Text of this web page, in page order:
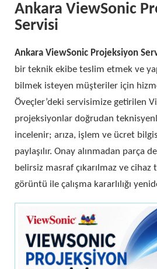
Ankara ViewSonic
Servisi
Ankara ViewSonic Projeksiyon
bir teknik ekibe teslim etmek ve
bilmek isteyen müşteriler için
Öveçler’deki servisimize getirilen
projeksiyonlar doğrudan
incelenir; arıza, işlem ve ücret
paylaşılır. Onay alınmadan parça
belirsiz masraf çıkarılmaz ve
görüntü ile çalışma kararlılığı